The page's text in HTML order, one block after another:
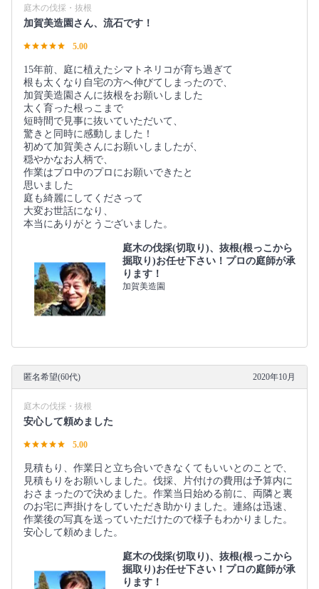
庭木の伐採・抜根
加賀美造園さん、流石です！
5.00
15年前、庭に植えたシマトネリコが育ち過ぎて
根も太くなり自宅の方へ伸びてしまったので、
加賀美造園さんに抜根をお願いしました
太く育った根っこまで
短時間で見事に抜いていただいて、
驚きと同時に感動しました！
初めて加賀美さんにお願いしましたが、
穏やかなお人柄で、
作業はプロ中のプロにお願いできたと
思いました
庭も綺麗にしてくださって
大変お世話になり、
本当にありがとうございました。
庭木の伐採(切取り)、抜根(根っこから
掘取り)お任せ下さい！プロの庭師が承
ります！
加賀美造園
匿名希望(60代) 2020年10月
庭木の伐採・抜根
安心して頼めました
5.00
見積もり、作業日と立ち合いできなくてもいいとのことで、
見積もりをお願いしました。伐採、片付けの費用は予算内に
おさまったので決めました。作業当日始める前に、両隣と裏
のお宅に声掛けをしていただき助かりました。連絡は迅速、
作業後の写真を送っていただけたので様子もわかりました。
安心して頼めました。
庭木の伐採(切取り)、抜根(根っこから
掘取り)お任せ下さい！プロの庭師が承
ります！